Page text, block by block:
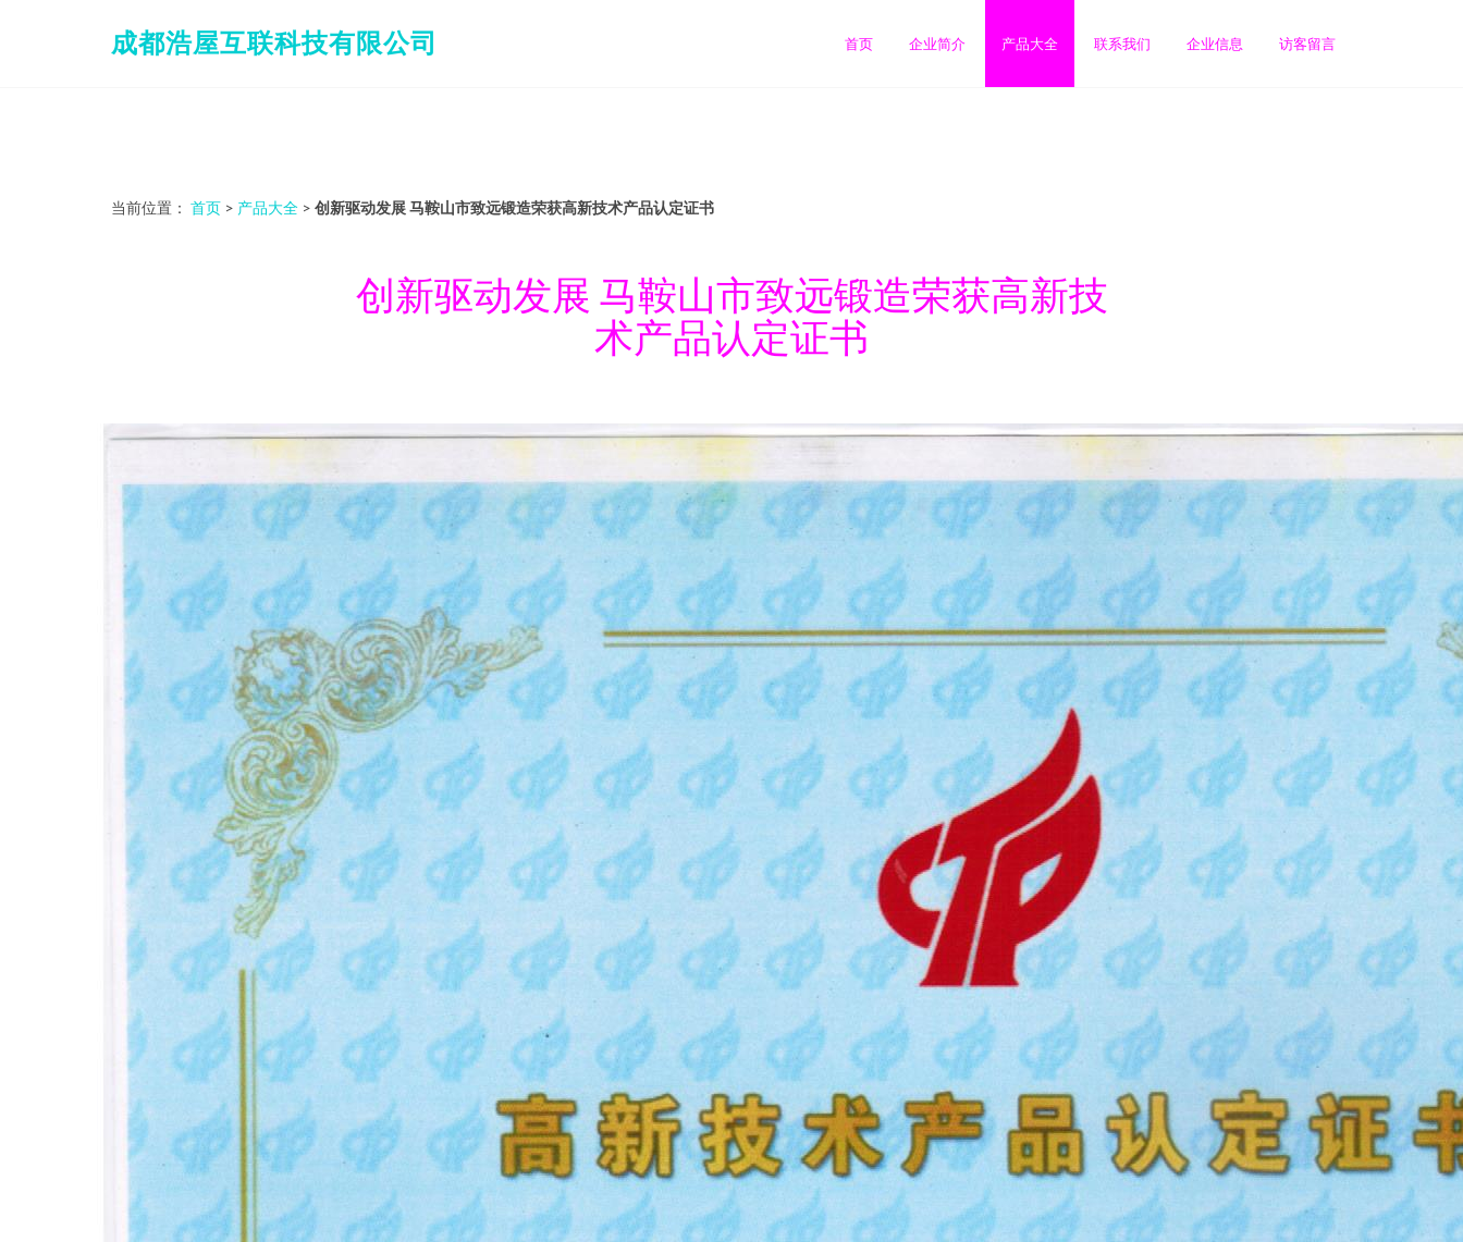
成都浩屋互联科技有限公司 首页 企业简介 产品大全 联系我们 企业信息 访客留言
当前位置： 首页 > 产品大全 > 创新驱动发展 马鞍山市致远锻造荣获高新技术产品认定证书
创新驱动发展 马鞍山市致远锻造荣获高新技
术产品认定证书